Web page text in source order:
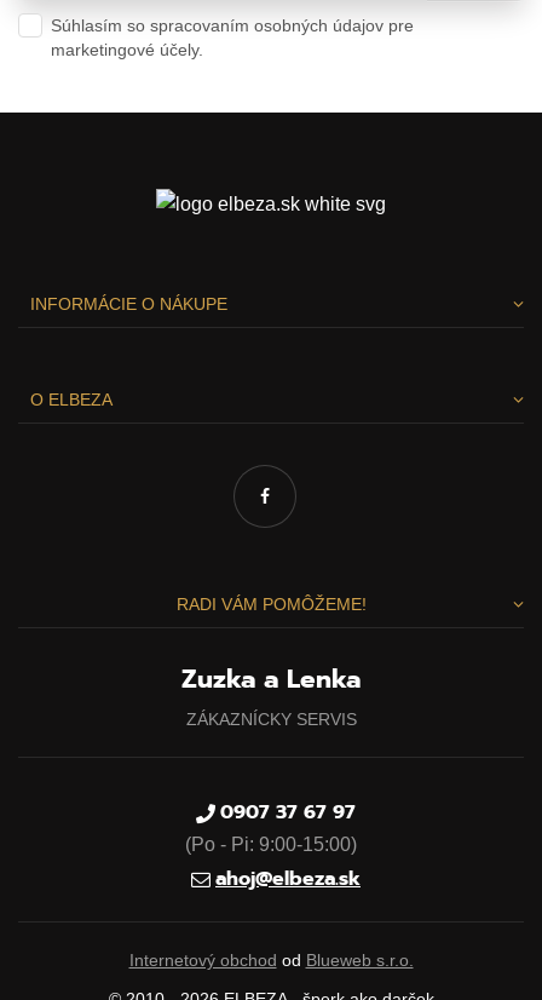
Súhlasím so spracovaním osobných údajov pre
marketingové účely.
INFORMÁCIE O NÁKUPE
O ELBEZA
RADI VÁM POMÔŽEME!
Zuzka a Lenka
ZÁKAZNÍCKY SERVIS
0907 37 67 97
(Po - Pi: 9:00-15:00)
ahoj@elbeza.sk
Internetový obchod od Blueweb s.r.o.
Vážime si vaše súkromie
Táto stránka používa cookies, aby vám ponúkla skvelý
zážitok z prehliadania. Všetky dôležité informácie nájdete na